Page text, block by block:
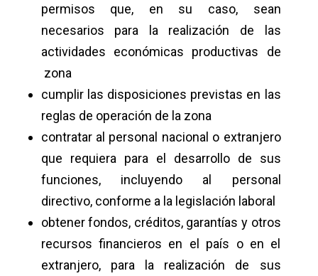
permisos que, en su caso, sean
necesarios para la realización de las
actividades económicas productivas de
zona
cumplir las disposiciones previstas en las
reglas de operación de la zona
contratar al personal nacional o extranjero
que requiera para el desarrollo de sus
funciones, incluyendo al personal
directivo, conforme a la legislación laboral
obtener fondos, créditos, garantías y otros
recursos financieros en el país o en el
extranjero, para la realización de sus